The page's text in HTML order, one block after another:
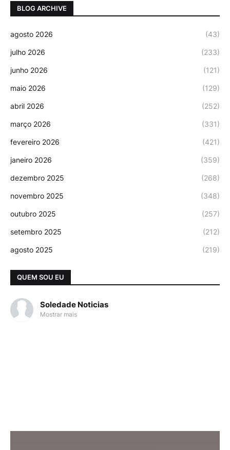
BLOG ARCHIVE
agosto 2026 (43)
julho 2026 (233)
junho 2026 (121)
maio 2026 (129)
abril 2026 (252)
março 2026 (331)
fevereiro 2026 (421)
janeiro 2026 (359)
dezembro 2025 (268)
novembro 2025 (348)
outubro 2025 (257)
setembro 2025 (212)
agosto 2025 (219)
QUEM SOU EU
Soledade Noticias
Mostrar mais